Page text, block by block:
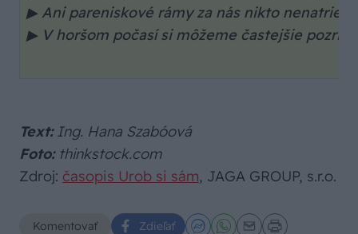
▶ Ani pareniskové rámy za nás nikto nenatrie.
▶ V horšom počasí si môžeme častejšie
Text:Ing. Hana Szabóová
Foto:thinkstock.com
Zdroj: časopis Urob si sám, JAGA GROUP, s.r.o.
Komentovať Zdieľať